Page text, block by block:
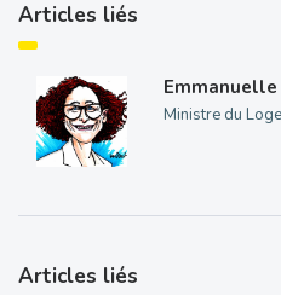
Articles liés
Emmanuelle
Ministre du
Articles liés